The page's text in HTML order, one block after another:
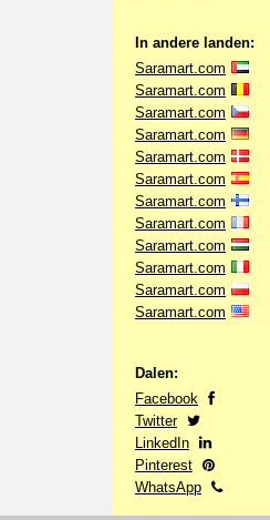
In andere landen:
Saramart.com
Saramart.com
Saramart.com
Saramart.com
Saramart.com
Saramart.com
Saramart.com
Saramart.com
Saramart.com
Saramart.com
Saramart.com
Saramart.com
Dalen:
Facebook
Twitter
LinkedIn
Pinterest
WhatsApp